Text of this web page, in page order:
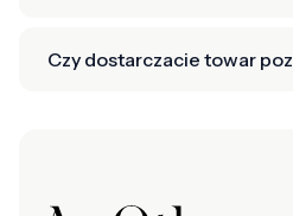
Czy dostarczacie towar